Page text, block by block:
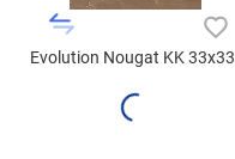
Evolution Nougat KK 33x33